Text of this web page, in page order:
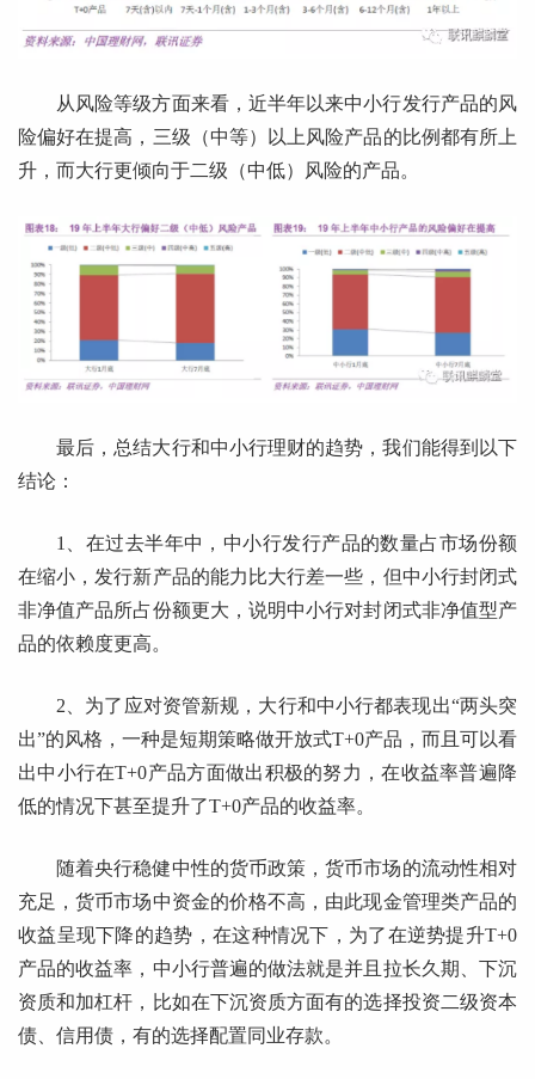
从风险等级方面来看，近半年以来中小行发行产品的风
险偏好在提高，三级（中等）以上风险产品的比例都有所上
升，而大行更倾向于二级（中低）风险的产品。
最后，总结大行和中小行理财的趋势，我们能得到以下
结论：
1、在过去半年中，中小行发行产品的数量占市场份额
在缩小，发行新产品的能力比大行差一些，但中小行封闭式
非净值产品所占份额更大，说明中小行对封闭式非净值型产
品的依赖度更高。
2、为了应对资管新规，大行和中小行都表现出“两头突
出”的风格，一种是短期策略做开放式T+0产品，而且可以看
出中小行在T+0产品方面做出积极的努力，在收益率普遍降
低的情况下甚至提升了T+0产品的收益率。
随着央行稳健中性的货币政策，货币市场的流动性相对
充足，货币市场中资金的价格不高，由此现金管理类产品的
收益呈现下降的趋势，在这种情况下，为了在逆势提升T+0
产品的收益率，中小行普遍的做法就是并且拉长久期、下沉
资质和加杠杆，比如在下沉资质方面有的选择投资二级资本
债、信用债，有的选择配置同业存款。